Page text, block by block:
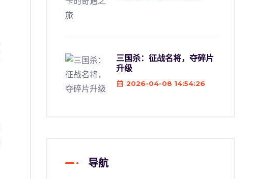
三国杀：征战名将，夺碎片
升级
2026-04-08 14:54:26
导航